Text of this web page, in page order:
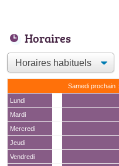
Horaires
Samedi prochain :
Lundi
Mardi
Mercredi
Jeudi
Vendredi